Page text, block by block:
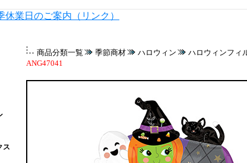
休業日のご案内（リンク）
ス
商品分類一覧 季節商材 ハロウィン ハロウィンフィ
ANG47041